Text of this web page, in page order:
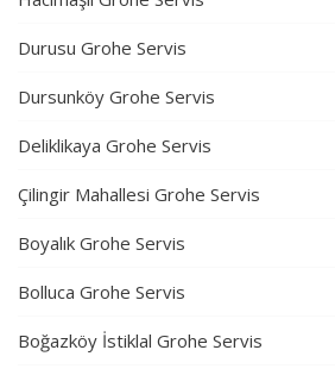
Durusu Grohe Servis
Dursunköy Grohe Servis
Deliklikaya Grohe Servis
Çilingir Mahallesi Grohe Servis
Boyalık Grohe Servis
Bolluca Grohe Servis
Boğazköy İstiklal Grohe Servis